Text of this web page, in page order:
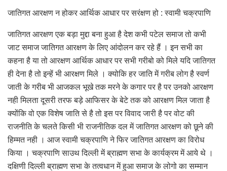
जातिगत आरक्षण न होकर आर्थिक आधार पर सरंक्षण हो : स्वामी चक्रपाणि
जातिगत आरक्षण एक बड़ा मुद्दा बना हुआ है देश कभी पटेल समाज तो कभी
जाट समाज जातिगत आरक्षण के लिए आंदोलन कर रहे हैं । इन सभी का
कहना है या तो आरक्षण आर्थिक आधार पर सभी गरीबो को मिले यदि जातिगत
ही देना है तो इन्हें भी आरक्षण मिले । क्योकि हर जाति में गरीब लोग है स्वर्ण
जाती के गरीब भी आजकल भूखे तक मरने के कगार पर है पर उनको आरक्षण
नही मिलता दूसरी तरफ बड़े आफिसर के बेटे तक को आरक्षण मिल जाता है
क्योंकि वो एक विशेष जाति से है तो इस पर विवाद जारी है पर वोट की
राजनीति के चलते किसी भी राजनीतिक दल में जातिगत आरक्षण को छूने की
हिम्मत नही । आज स्वामी चक्रपाणि ने फिर जातिगत आरक्षण का विरोध
किया । चक्रपाणि साउथ दिल्ली में ब्राह्मण सभा के कार्यक्रम में आये थे ।
दक्षिणी दिल्ली ब्राह्मण सभा के तत्वधान में हुआ समाज के लोगो का सम्मान